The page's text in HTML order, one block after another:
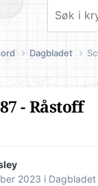
Dagbladet
- Råstoff
2023 i Dagbladet